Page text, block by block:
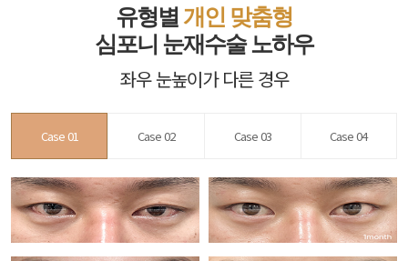
유형별 개인 맞춤형
심포니 눈재수술 노하우
좌우 눈높이가 다른 경우
Case 01 Case 02 Case 03 Case 04